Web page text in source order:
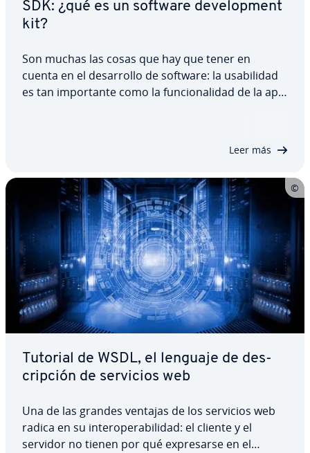
SDK: ¿qué es un software de­ve­lo­p­me­nt
kit?
Son muchas las cosas que hay que tener en
cuenta en el de­sa­rro­llo de software: la usa­bi­li­dad
es tan im­po­r­ta­n­te como la fu­n­cio­na­li­dad de la apli­
Leer más
Tutorial de WSDL, el lenguaje de de­s­
cri­p­ción de servicios web
Una de las grandes ventajas de los servicios web
radica en su in­te­ro­pe­ra­bi­li­dad: el cliente y el
servidor no tienen por qué ex­pre­sar­se en el